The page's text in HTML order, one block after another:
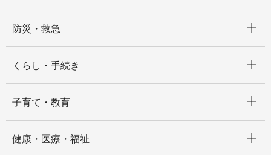
防災・救急
くらし・手続き
子育て・教育
健康・医療・福祉